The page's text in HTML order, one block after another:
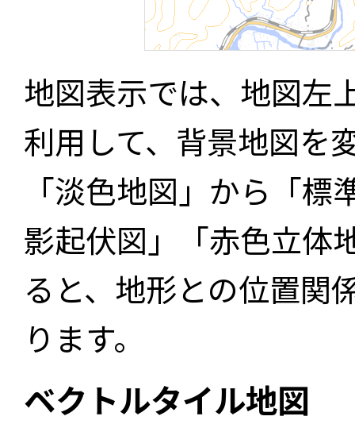
地図表示では、地図左
利用して、背景地図を
「淡色地図」から「
影起伏図」「赤色立体
ると、地形との位置関
ります。
ベクトルタイル地図